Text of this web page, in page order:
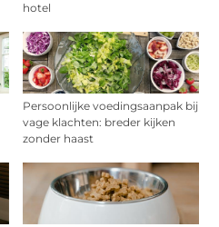
hotel
Persoonlijke voedingsaanpak bij
vage klachten: breder kijken
zonder haast